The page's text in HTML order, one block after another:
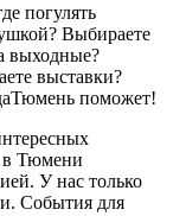
погулять
Выбираете
выходные?
выставки?
поможет!
в Тюмени
У нас только
События для